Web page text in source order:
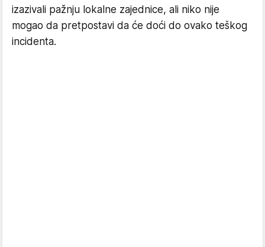
izazivali pažnju lokalne zajednice, ali niko nije
mogao da pretpostavi da će doći do ovako teškog
incidenta.